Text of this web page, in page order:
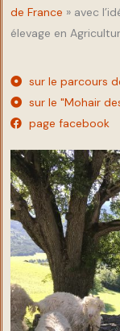
de France » avec
élevage en
sur le parcours
sur le "Mohair
page facebook